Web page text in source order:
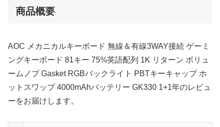
商品概要
AOC メカニカルキーボード 無線＆有線3WAY接続 ゲーミ
ングキーボード 81キー 75%英語配列 1K リターン ボリュ
ームノブ Gasket RGBバックライト PBTキーキャップ ホ
ットスワップ 4000mAhバッテリー GK330 1+1年のレビュ
ーをお届けします。